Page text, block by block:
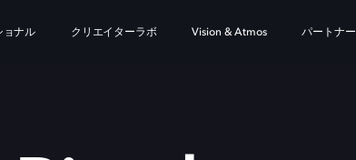
ョナル クリエイターラボ Vision & Atmos パートナー